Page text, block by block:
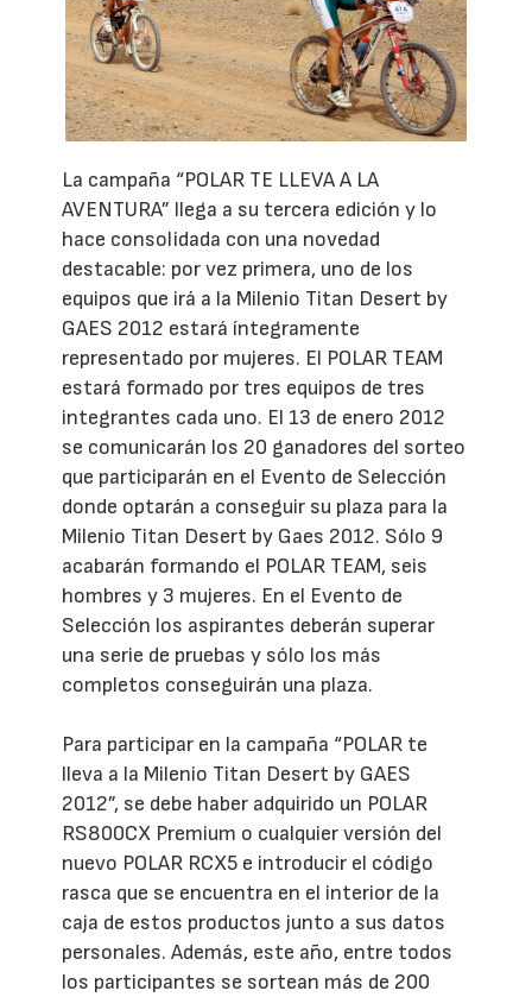
La campaña “POLAR TE LLEVA A LA
AVENTURA” llega a su tercera edición y lo
hace consolidada con una novedad
destacable: por vez primera, uno de los
equipos que irá a la Milenio Titan Desert by
GAES 2012 estará íntegramente
representado por mujeres. El POLAR TEAM
estará formado por tres equipos de tres
integrantes cada uno. El 13 de enero 2012
se comunicarán los 20 ganadores del sorteo
que participarán en el Evento de Selección
donde optarán a conseguir su plaza para la
Milenio Titan Desert by Gaes 2012. Sólo 9
acabarán formando el POLAR TEAM, seis
hombres y 3 mujeres. En el Evento de
Selección los aspirantes deberán superar
una serie de pruebas y sólo los más
completos conseguirán una plaza.
Para participar en la campaña “POLAR te
lleva a la Milenio Titan Desert by GAES
2012”, se debe haber adquirido un POLAR
RS800CX Premium o cualquier versión del
nuevo POLAR RCX5 e introducir el código
rasca que se encuentra en el interior de la
caja de estos productos junto a sus datos
personales. Además, este año, entre todos
los participantes se sortean más de 200